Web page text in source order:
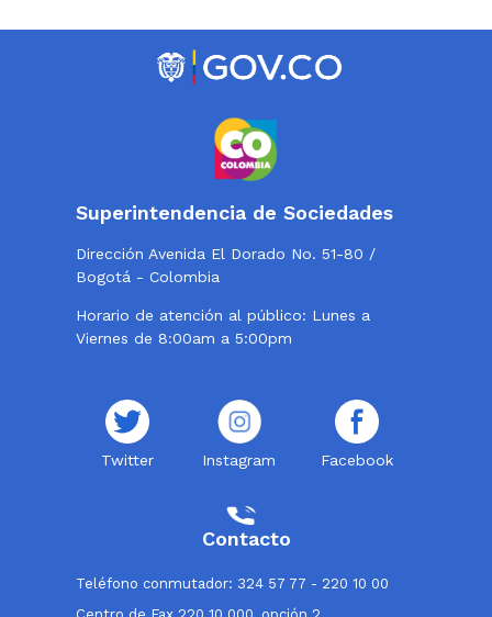
Superintendencia de Sociedades
Dirección Avenida El Dorado No. 51-80 /
Bogotá - Colombia
Horario de atención al público: Lunes a
Viernes de 8:00am a 5:00pm
Twitter Instagram Facebook
Contacto
Teléfono conmutador: 324 57 77 - 220 10 00